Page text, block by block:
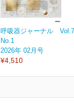
呼吸器ジャーナル
No.1
2026年 02月号
¥4,510